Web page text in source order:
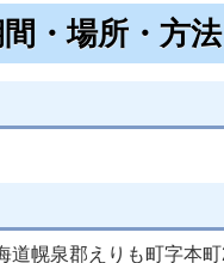
・場所・方法
幌泉郡えりも町字本